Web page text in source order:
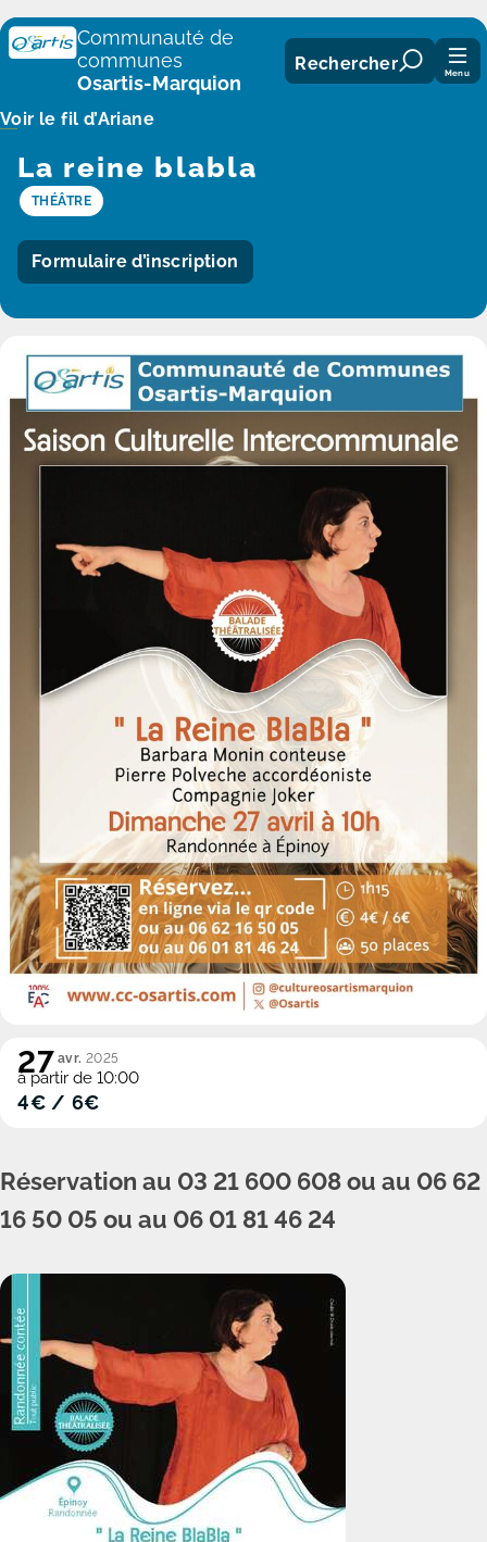
Panneau de gestion des cookies
Communauté de
communes
Osartis-Marquion
Rechercher Menu
Voir le fil d’Ariane
La reine blabla
THÉÂTRE
Formulaire d’inscription
27avr. 2025
à partir de 10:00
4€ / 6€
Réservation au 03 21 600 608 ou au 06 62
16 50 05 ou au 06 01 81 46 24